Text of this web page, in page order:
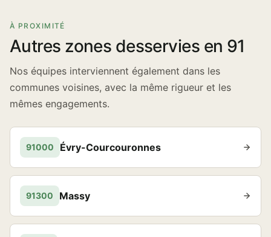
À PROXIMITÉ
Autres zones desservies en 91
Nos équipes interviennent également dans les
communes voisines, avec la même rigueur et les
mêmes engagements.
91000 Évry-Courcouronnes
91300 Massy